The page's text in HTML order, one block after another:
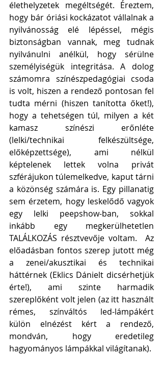
élethelyzetek megéltségét. Éreztem,
hogy bár óriási kockázatot vállalnak a
nyilvánosság elé lépéssel, mégis
biztonságban vannak, meg tudnak
nyilvánulni anélkül, hogy sérülne
személyiségük integritása. A dolog
számomra színészpedagógiai csoda
is volt, hiszen a rendező pontosan fel
tudta mérni (hiszen tanította őket!),
hogy a tehetségen túl, milyen a két
kamasz színészi erőnléte
(lelki/technikai felkészültsége,
előképzettsége), ami nélkül
képtelenek lettek volna privát
szférájukon túlemelkedve, kaput tárni
a közönség számára is. Egy pillanatig
sem érzetem, hogy leskelődő vagyok
egy lelki peepshow-ban, sokkal
inkább egy megkerülhetetlen
TALÁLKOZÁS résztvevője voltam.  Az
előadásban fontos szerep jutott még
a zenei/akusztikai és technikai
háttérnek (Eklics Dánielt dicsérhetjük
érte!), ami szinte harmadik
szereplőként volt jelen (az itt használt
rémes, színváltós led-lámpákért
külön elnézést kért a rendező,
mondván, hogy eredetileg
hagyományos lámpákkal világítanak).